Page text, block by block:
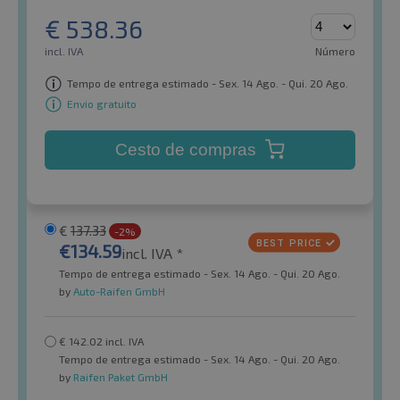
€ 538.36
incl. IVA Número
Tempo de entrega estimado - Sex. 14 Ago. - Qui. 20 Ago.
Envio gratuito
Cesto de compras
€ 137.33 -2%
€134.59incl. IVA *
Tempo de entrega estimado - Sex. 14 Ago. - Qui. 20 Ago.
by Auto-Raifen GmbH
€ 142.02 incl. IVA
Tempo de entrega estimado - Sex. 14 Ago. - Qui. 20 Ago.
by Raifen Paket GmbH